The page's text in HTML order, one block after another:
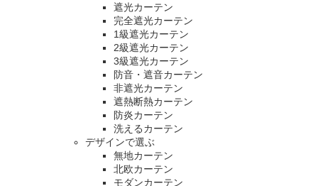
遮光カーテン
完全遮光カーテン
1級遮光カーテン
2級遮光カーテン
3級遮光カーテン
防音・遮音カーテン
非遮光カーテン
遮熱断熱カーテン
防炎カーテン
洗えるカーテン
デザインで選ぶ
無地カーテン
北欧カーテン
モダンカーテン